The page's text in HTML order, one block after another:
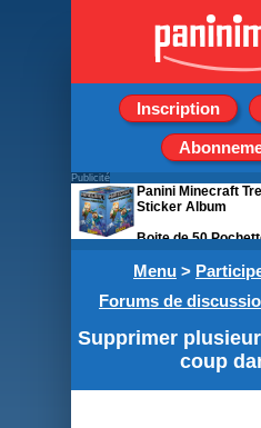
Inscription
Menu >
Forums de
Supprimer
coup
Publicité
Panini Minecraft
Sticker Album
Boite de 50
5 stickers